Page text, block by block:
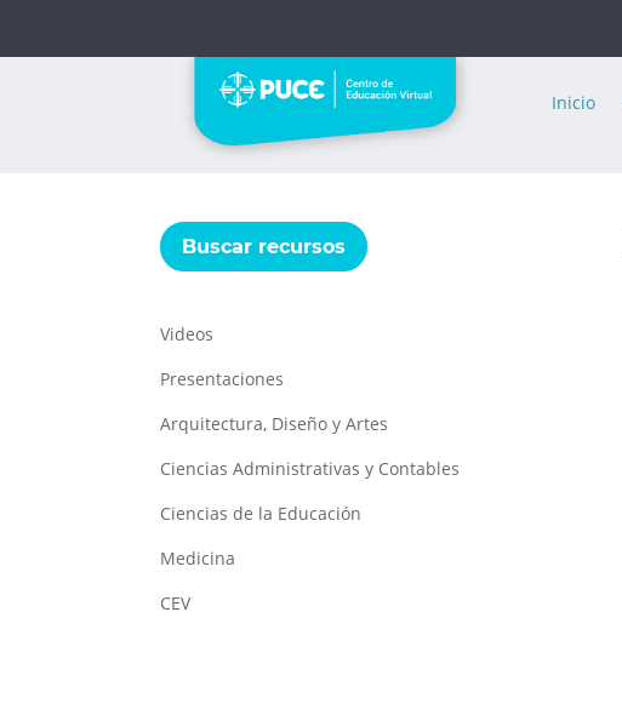
Inicio
Buscar recursos
Videos
Presentaciones
Arquitectura, Diseño y Artes
Ciencias Administrativas y Contables
Ciencias de la Educación
Medicina
CEV